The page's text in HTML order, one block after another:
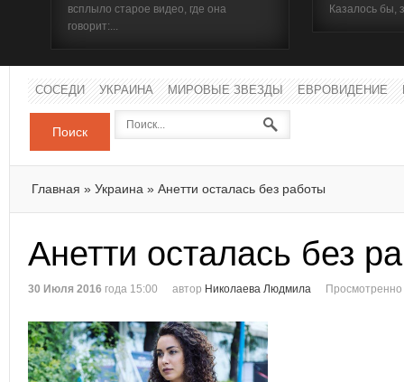
всплыло старое видео, где она
говорит:...
Казалось бы,
СОСЕДИ УКРАИНА МИРОВЫЕ ЗВЕЗДЫ ЕВРОВИДЕНИЕ
Поиск
Главная » Украина » Анетти осталась без работы
Анетти осталась без
30 Июля 2016 года 15:00 автор Николаева Людмила